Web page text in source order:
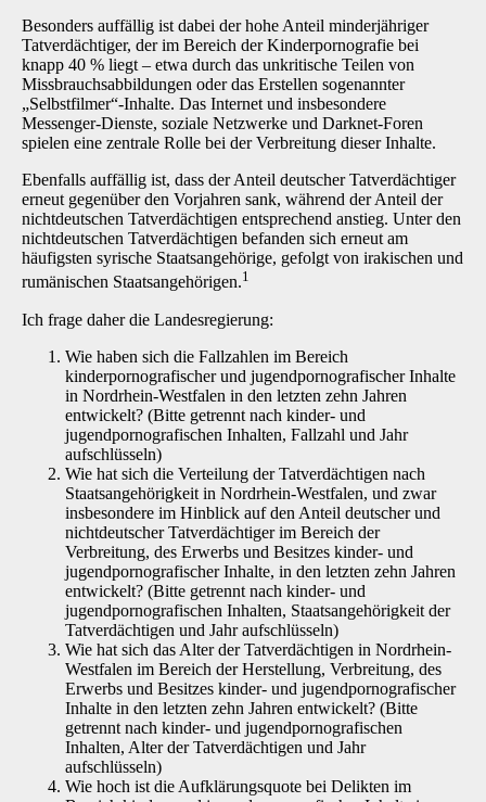
Besonders auffällig ist dabei der hohe Anteil minderjähriger
Tatverdächtiger, der im Bereich der Kinderpornografie bei
knapp 40 % liegt – etwa durch das unkritische Teilen von
Missbrauchsabbildungen oder das Erstellen sogenannter
„Selbstfilmer“-Inhalte. Das Internet und insbesondere
Messenger-Dienste, soziale Netzwerke und Darknet-Foren
spielen eine zentrale Rolle bei der Verbreitung dieser Inhalte.
Ebenfalls auffällig ist, dass der Anteil deutscher Tatverdächtiger
erneut gegenüber den Vorjahren sank, während der Anteil der
nichtdeutschen Tatverdächtigen entsprechend anstieg. Unter den
nichtdeutschen Tatverdächtigen befanden sich erneut am
häufigsten syrische Staatsangehörige, gefolgt von irakischen und
rumänischen Staatsangehörigen.1
Ich frage daher die Landesregierung:
Wie haben sich die Fallzahlen im Bereich
kinderpornografischer und jugendpornografischer Inhalte
in Nordrhein-Westfalen in den letzten zehn Jahren
entwickelt? (Bitte getrennt nach kinder- und
jugendpornografischen Inhalten, Fallzahl und Jahr
aufschlüsseln)
Wie hat sich die Verteilung der Tatverdächtigen nach
Staatsangehörigkeit in Nordrhein-Westfalen, und zwar
insbesondere im Hinblick auf den Anteil deutscher und
nichtdeutscher Tatverdächtiger im Bereich der
Verbreitung, des Erwerbs und Besitzes kinder- und
jugendpornografischer Inhalte, in den letzten zehn Jahren
entwickelt? (Bitte getrennt nach kinder- und
jugendpornografischen Inhalten, Staatsangehörigkeit der
Tatverdächtigen und Jahr aufschlüsseln)
Wie hat sich das Alter der Tatverdächtigen in Nordrhein-
Westfalen im Bereich der Herstellung, Verbreitung, des
Erwerbs und Besitzes kinder- und jugendpornografischer
Inhalte in den letzten zehn Jahren entwickelt? (Bitte
getrennt nach kinder- und jugendpornografischen
Inhalten, Alter der Tatverdächtigen und Jahr
aufschlüsseln)
Wie hoch ist die Aufklärungsquote bei Delikten im